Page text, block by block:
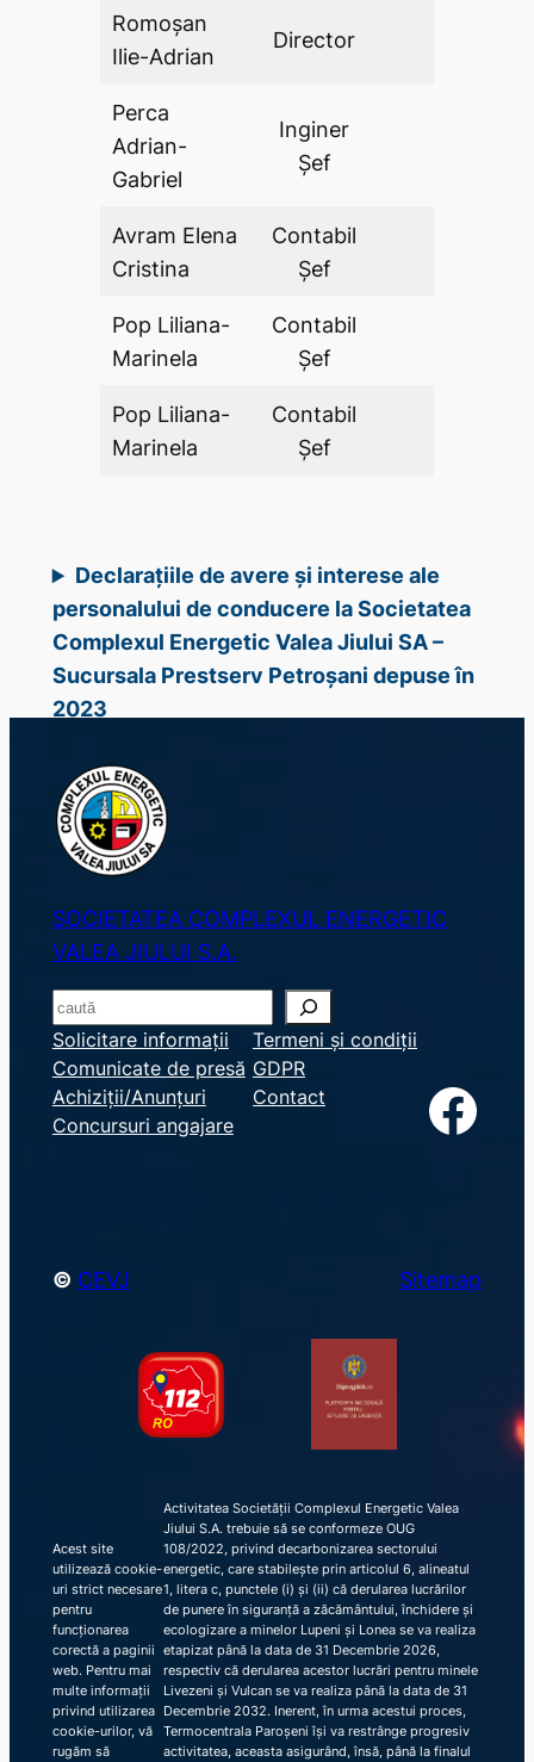
Romoșan
Ilie-Adrian
Director
Perca
Adrian-
Gabriel
Inginer
Şef
Avram Elena
Cristina
Contabil
Şef
Pop Liliana-
Marinela
Contabil
Şef
Pop Liliana-
Marinela
Contabil
Şef
Declarațiile de avere și interese ale
personalului de conducere la Societatea
Complexul Energetic Valea Jiului SA –
Sucursala Prestserv Petroșani depuse în
2023
SOCIETATEA COMPLEXUL ENERGETIC
VALEA JIULUI S.A.
S
e
a
r
c
Solicitare informații
Comunicate de presă
Achiziții/Anunțuri
Concursuri angajare
Termeni și condiții
GDPR
Contact
Facebook
© CEVJ Sitemap
Acest site
utilizează cookie-
uri strict necesare
pentru
funcționarea
corectă a paginii
web. Pentru mai
multe informații
privind utilizarea
cookie-urilor, vă
rugăm să
Activitatea Societății Complexul Energetic Valea
Jiului S.A. trebuie să se conformeze OUG
108/2022, privind decarbonizarea sectorului
energetic, care stabilește prin articolul 6, alineatul
1, litera c, punctele (i) și (ii) că derularea lucrărilor
de punere în siguranță a zăcământului, închidere și
ecologizare a minelor Lupeni și Lonea se va realiza
etapizat până la data de 31 Decembrie 2026,
respectiv că derularea acestor lucrări pentru minele
Livezeni și Vulcan se va realiza până la data de 31
Decembrie 2032. Inerent, în urma acestui proces,
Termocentrala Paroșeni își va restrânge progresiv
activitatea, aceasta asigurând, însă, până la finalul